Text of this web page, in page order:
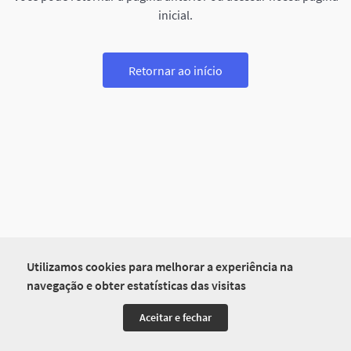
Utilizamos cookies para melhorar a experiência na
navegação e obter estatísticas das visitas
Aceitar e fechar
inicial.
Retornar ao início